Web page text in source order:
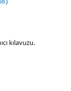
kılavuzu.